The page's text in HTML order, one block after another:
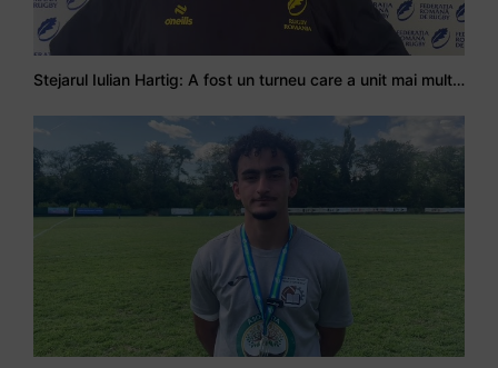
Stejarul Iulian Hartig: A fost un turneu care a unit mai mult echipa